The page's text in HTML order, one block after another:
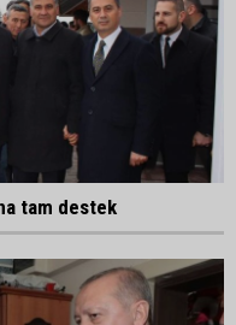
tam destek